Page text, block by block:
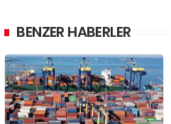
BENZER HABERLER